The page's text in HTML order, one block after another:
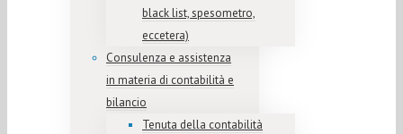
black list, spesometro,
eccetera)
Consulenza e assistenza
in materia di contabilità e
bilancio
Tenuta della contabilità